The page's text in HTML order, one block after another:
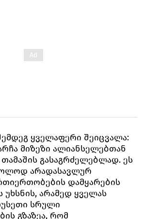
ყველაფერი შეიცვალა:
მიზეზი ალიანსელებთან
გასაგრძელებლად. ეს
არადასავლურ
დამყარების
არამედ ყველას
სრული
გზაზეა, რომ